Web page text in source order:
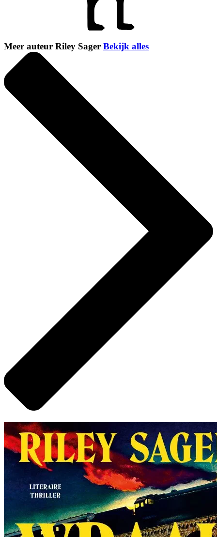
Meer auteur Riley Sager Bekijk alles